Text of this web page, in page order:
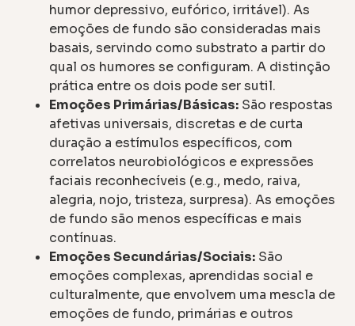
humor depressivo, eufórico, irritável). As
emoções de fundo são consideradas mais
basais, servindo como substrato a partir do
qual os humores se configuram. A distinção
prática entre os dois pode ser sutil.
Emoções Primárias/Básicas: São respostas
afetivas universais, discretas e de curta
duração a estímulos específicos, com
correlatos neurobiológicos e expressões
faciais reconhecíveis (e.g., medo, raiva,
alegria, nojo, tristeza, surpresa). As emoções
de fundo são menos específicas e mais
contínuas.
Emoções Secundárias/Sociais: São
emoções complexas, aprendidas social e
culturalmente, que envolvem uma mescla de
emoções de fundo, primárias e outros